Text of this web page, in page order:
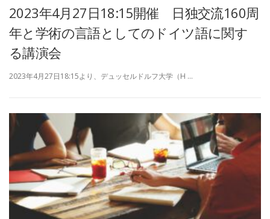
2023年4月27日18:15開催 日独交流160周
年と学術の言語としてのドイツ語に関す
る講演会
2023年4月27日18:15より、デュッセルドルフ大学（H …